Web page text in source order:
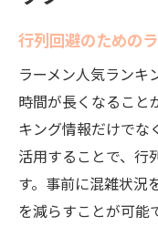
行列回避のための
ラーメン人気ランキ
時間が長くなること
キング情報だけでな
活用することで、行
す。事前に混雑状況
を減らすことが可能